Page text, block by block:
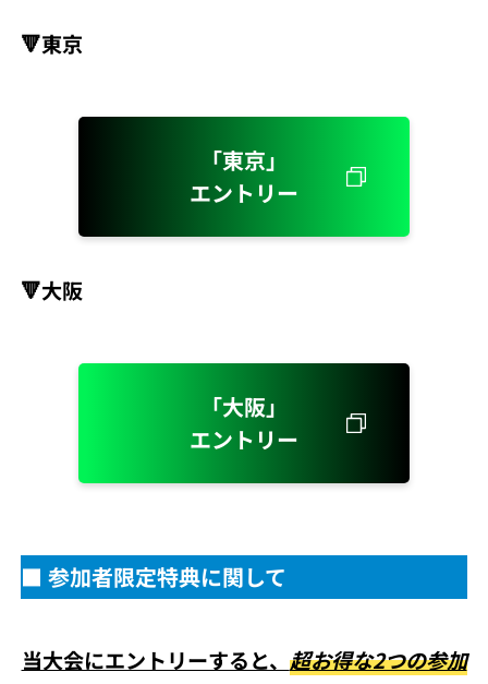
🔻東京
「東京」
エントリー
🔻大阪
「大阪」
エントリー
■ 参加者限定特典に関して
当大会にエントリーすると、 超お得な2つの参加